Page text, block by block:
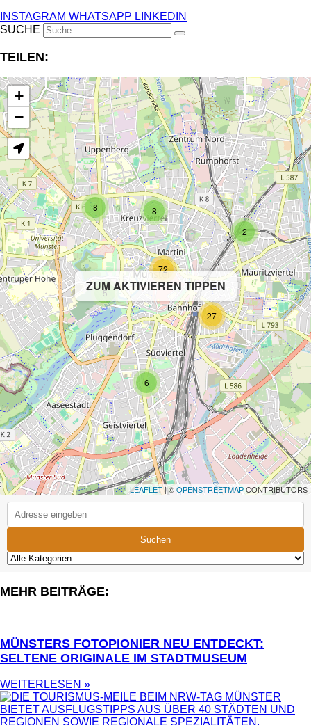
INSTAGRAM WHATSAPP LINKEDIN
SUCHE
TEILEN:
ZUM AKTIVIEREN TIPPEN
2
8
6
8
27
5
72
+
−
LEAFLET| ©OPENSTREETMAPCONTRIBUTORS
Suchen
MEHR BEITRÄGE:
MÜNSTERS FOTOPIONIER NEU ENTDECKT:
SELTENE ORIGINALE IM STADTMUSEUM
WEITERLESEN »